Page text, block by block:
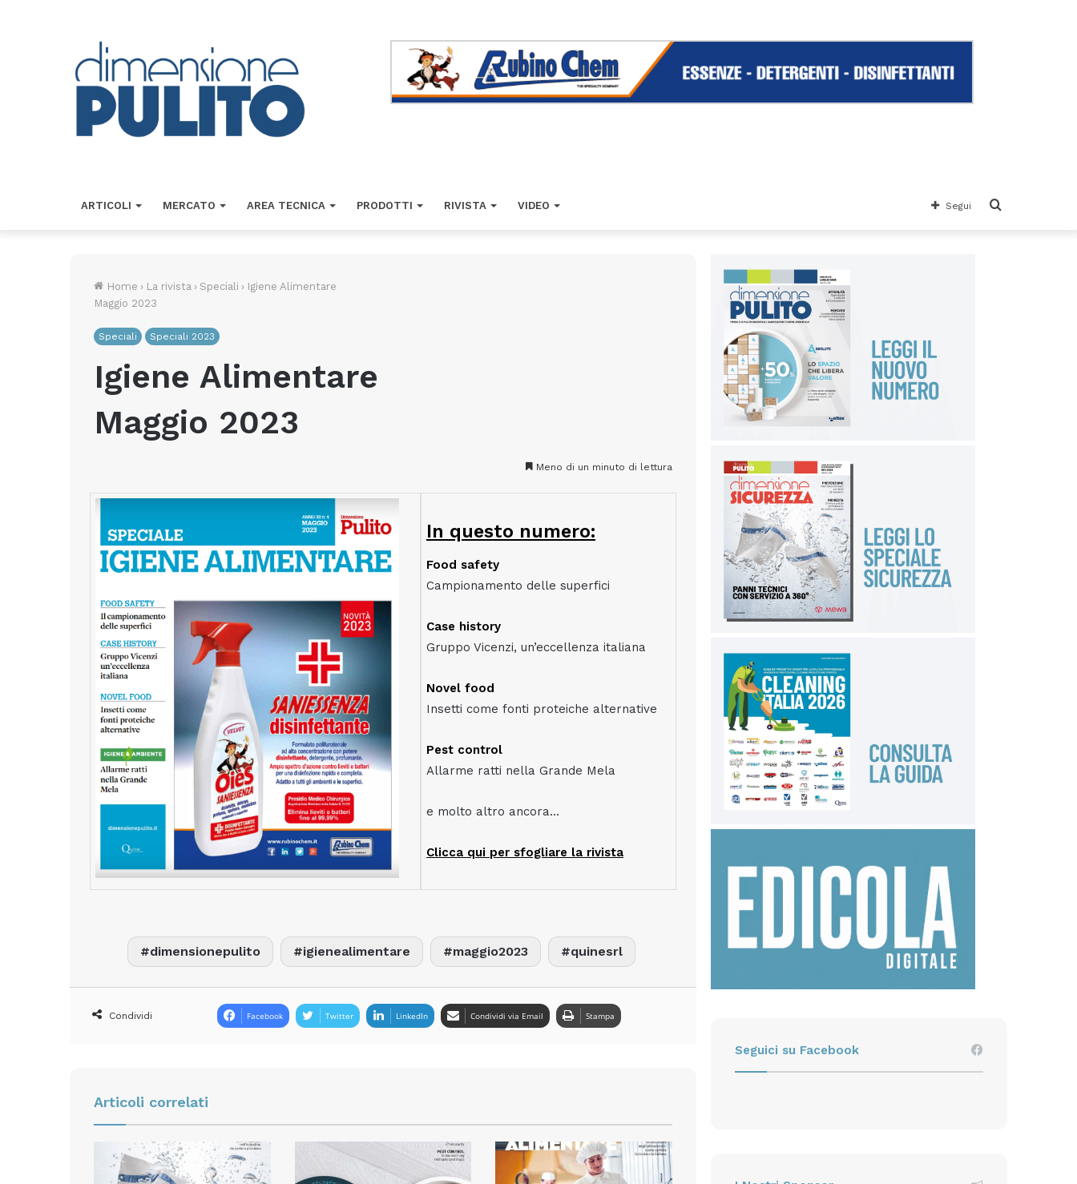
ARTICOLI MERCATO AREA TECNICA PRODOTTI RIVISTA VIDEO Cerca
Segui
Home › La rivista › Speciali › Igiene Alimentare
Maggio 2023
Speciali Speciali 2023
Igiene Alimentare
Maggio 2023
Meno di un minuto di lettura
In questo numero:
Food safety
Campionamento delle superfici
Case history
Gruppo Vicenzi, un’eccellenza italiana
Novel food
Insetti come fonti proteiche alternative
Pest control
Allarme ratti nella Grande Mela
e molto altro ancora…
Clicca qui per sfogliare la rivista
dimensionepulito igienealimentare maggio2023 quinesrl
Condividi Facebook Twitter LinkedIn Condividi via Email Stampa
Articoli correlati
Seguici su Facebook